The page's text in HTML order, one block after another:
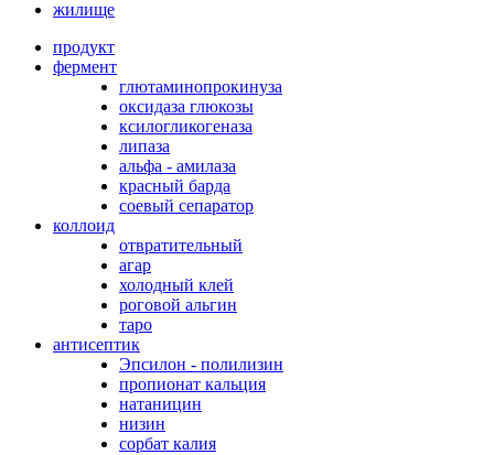
жилище
продукт
фермент
глютаминопрокинуза
оксидаза глюкозы
ксилогликогеназа
липаза
альфа - амилаза
красный барда
соевый сепаратор
коллоид
отвратительный
агар
холодный клей
роговой альгин
таро
антисептик
Эпсилон - полилизин
пропионат кальция
натаницин
низин
сорбат калия